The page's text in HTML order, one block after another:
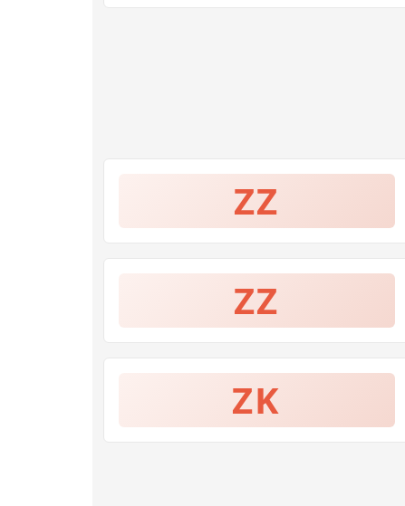
ZZ
ZZ
ZK